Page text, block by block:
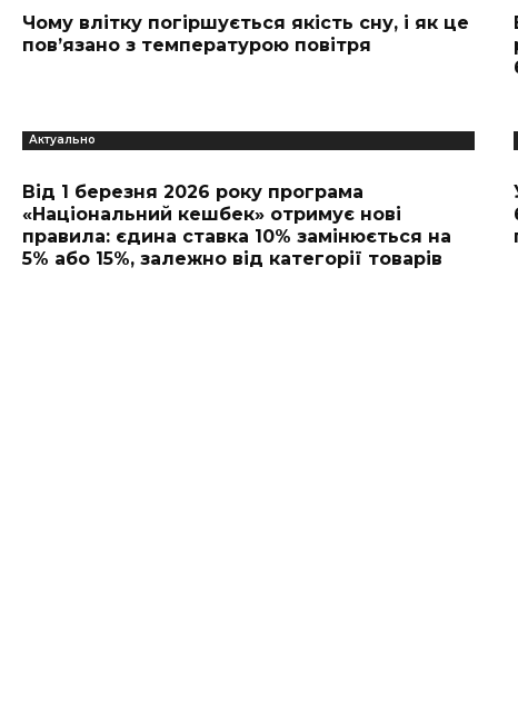
Чому влітку погіршується якість сну, і як це
пов’язано з температурою повітря
Актуально
Від 1 березня 2026 року програма
«Національний кешбек» отримує нові
правила: єдина ставка 10% замінюється на
5% або 15%, залежно від категорії товарів